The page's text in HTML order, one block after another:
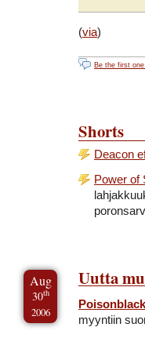
(via)
Be the first
Shorts
Deacon
Power of
Aug
30th
2006
Uutta
Poisonblack
myyntiin